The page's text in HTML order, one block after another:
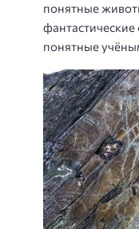
понятные
фантастические
понятные